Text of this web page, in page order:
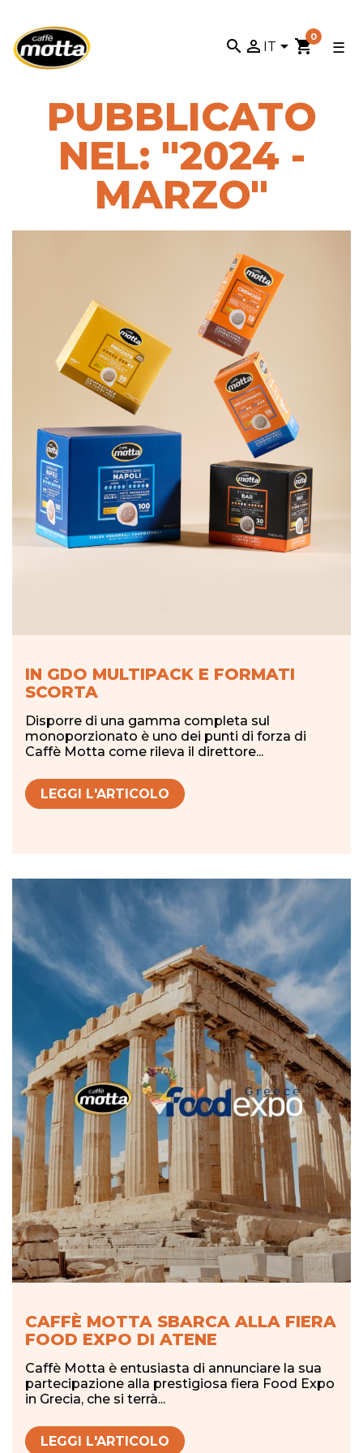
☰
search  IT shopping_cart0
PUBBLICATO
NEL: "2024 -
MARZO"
IN GDO MULTIPACK E FORMATI
SCORTA
Disporre di una gamma completa sul
monoporzionato è uno dei punti di forza di
Caffè Motta come rileva il direttore...
LEGGI L'ARTICOLO
CAFFÈ MOTTA SBARCA ALLA FIERA
FOOD EXPO DI ATENE
Caffè Motta è entusiasta di annunciare la sua
partecipazione alla prestigiosa fiera Food Expo
in Grecia, che si terrà...
LEGGI L'ARTICOLO